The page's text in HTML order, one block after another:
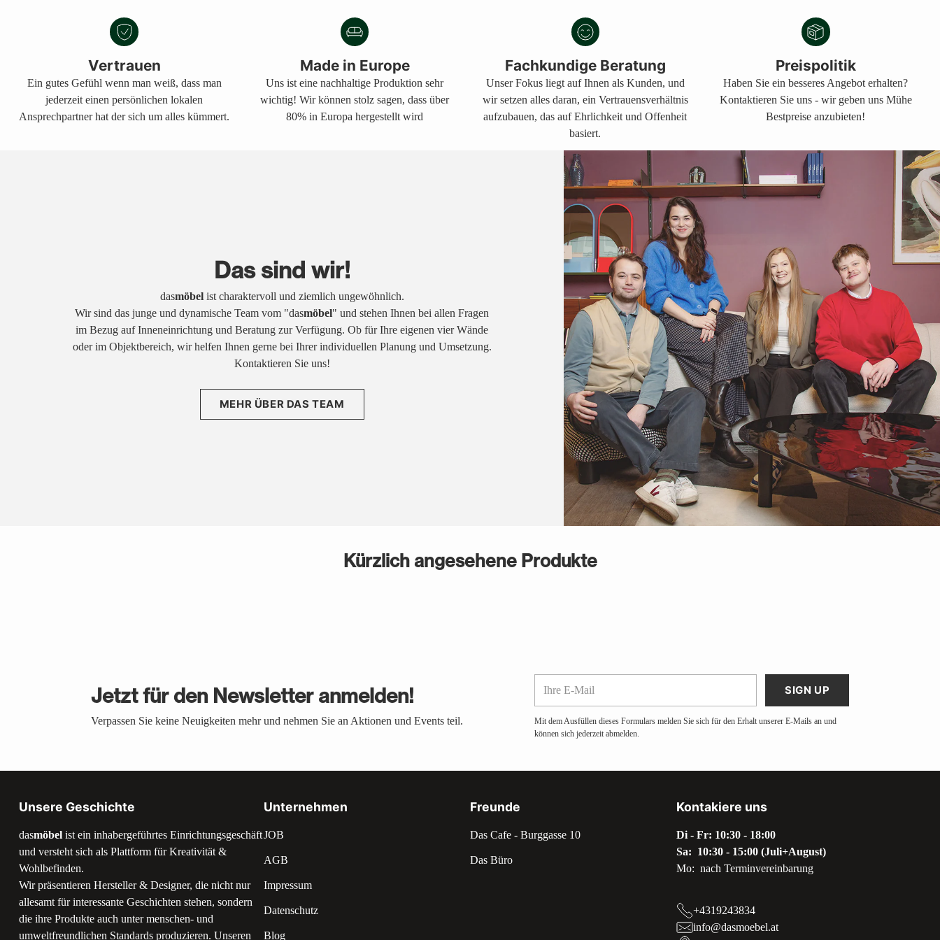
Vertrauen
Ein gutes Gefühl wenn man weiß, dass man
jederzeit einen persönlichen lokalen
Ansprechpartner hat der sich um alles kümmert.
Made in Europe
Uns ist eine nachhaltige Produktion sehr
wichtig! Wir können stolz sagen, dass über
80% in Europa hergestellt wird
Fachkundige Beratung
Unser Fokus liegt auf Ihnen als Kunden, und
wir setzen alles daran, ein Vertrauensverhältnis
aufzubauen, das auf Ehrlichkeit und Offenheit
basiert.
Preispolitik
Haben Sie ein besseres Angebot erhalten?
Kontaktieren Sie uns - wir geben uns Mühe
Bestpreise anzubieten!
Das sind wir!
dasmöbelist charaktervoll und ziemlich ungewöhnlich.
Wir sind das junge und dynamische Team vom "dasmöbel" und stehen Ihnen bei allen Fragen
im Bezug auf Inneneinrichtung und Beratung zur Verfügung. Ob für Ihre eigenen vier Wände
oder im Objektbereich, wir helfen Ihnen gerne bei Ihrer individuellen Planung und Umsetzung.
Kontaktieren Sie uns!
MEHR ÜBER DAS TEAM
Kürzlich angesehene Produkte
Jetzt für den Newsletter anmelden!
Verpassen Sie keine Neuigkeiten mehr und nehmen Sie an Aktionen und Events teil.
Mail
SIGN UP
Mit dem Ausfüllen dieses Formulars melden Sie sich für den Erhalt unserer E-Mails an und
können sich jederzeit abmelden.
Unsere Geschichte
dasmöbel ist ein inhabergeführtes Einrichtungsgeschäft
und versteht sich als Plattform für Kreativität &
Wohlbefinden.
Wir präsentieren Hersteller & Designer, die nicht nur
allesamt für interessante Geschichten stehen, sondern
die ihre Produkte auch unter menschen- und
umweltfreundlichen Standards produzieren. Unseren
Unternehmen
JOB
AGB
Impressum
Datenschutz
Blog
Freunde
Das Cafe - Burggasse 10
Das Büro
Kontakiere uns
Di - Fr: 10:30 - 18:00
Sa: 10:30 - 15:00 (Juli+August)
Mo: nach Terminvereinbarung
+4319243834
info@dasmoebel.at